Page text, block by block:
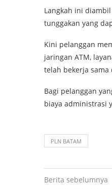
Langkah ini
tunggakan yang
Kini pelanggan
jaringan ATM,
telah bekerja sama
Bagi pelanggan
biaya administrasi
PLN BATAM
Berita sebelumnya